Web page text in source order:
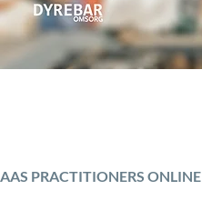
AAS PRACTITIONERS ONLINE